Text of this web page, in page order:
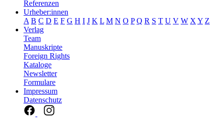
Referenzen
Urheber:innen
A B C D E F G H I J K L M N O P Q R S T U V W X Y Z
Verlag
Team
Manuskripte
Foreign Rights
Kataloge
Newsletter
Formulare
Impressum
Datenschutz